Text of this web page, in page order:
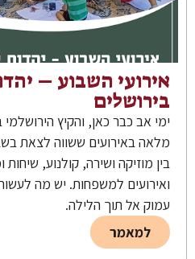
אירועי השבוע –
בירושלים
ימי אב כבר כאן, והקיץ
מלאה באירועים ששווה לצאת
בין מוזיקה ושירה, קולנוע,
ואירועים למשפחות. יש מה
עמוק אל תוך הלילה.
למאמר